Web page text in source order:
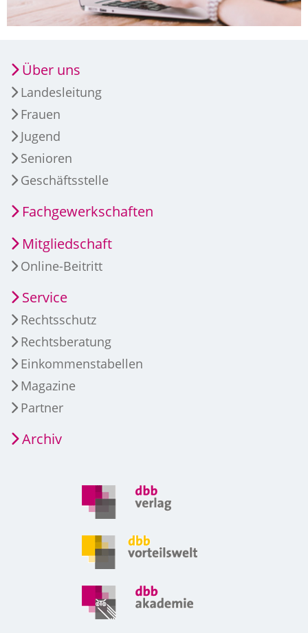
Über uns
Landesleitung
Frauen
Jugend
Senioren
Geschäftsstelle
Fachgewerkschaften
Mitgliedschaft
Online-Beitritt
Service
Rechtsschutz
Rechtsberatung
Einkommenstabellen
Magazine
Partner
Archiv